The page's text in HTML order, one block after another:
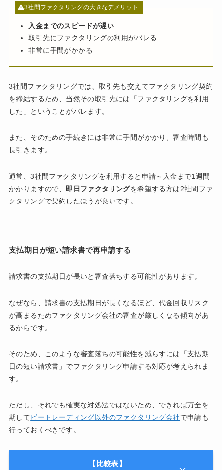
3社間ファクタリングの大きなデメリット
入金までのスピードが遅い
取引先にファクタリングの利用がバレる
非常に手間がかかる
3社間ファクタリングでは、取引先も交えてファクタリング契約
を締結するため、当然その取引先には「ファクタリングを利用
した」ということがバレます。
また、そのための手続きには非常に手間がかかり、審査時間も
長引きます。
通常、3社間ファクタリングを利用すると申請～入金まで1週間
かかりますので、
即日ファクタリングを希望する方は2社間ファ
クタリングで契約したほうが良いです。
支払期日が短い請求書で再申請する
請求書の支払期日が長いと審査落ちする可能性があります。
なぜなら、請求書の支払期日が長くなるほど、代金回収リスク
が高まるためファクタリング会社の審査が厳しくなる傾向があ
るからです。
そのため、このような審査落ちの可能性を減らすには「支払期
日の短い請求書」でファクタリング申請する対応が考えられま
す。
ただし、それでも確実な対処法ではないため、できれば万全を
期してビートレーディング以外のファクタリング会社で申請も
行っておくべきです。
【比較表】